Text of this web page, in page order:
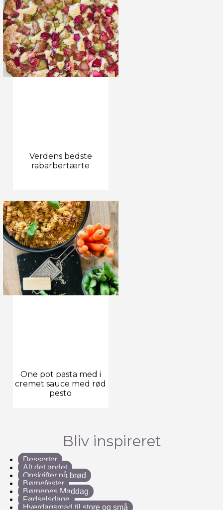
Verdens bedste
rabarbertærte
One pot pasta med i
cremet sauce med rød
pesto
Bliv inspireret
Desserter
Alt det andet
Opskrifter på brød
Børnefester
Børnenes Maddag
Fødselsdage
Hverdagsmad til store og små